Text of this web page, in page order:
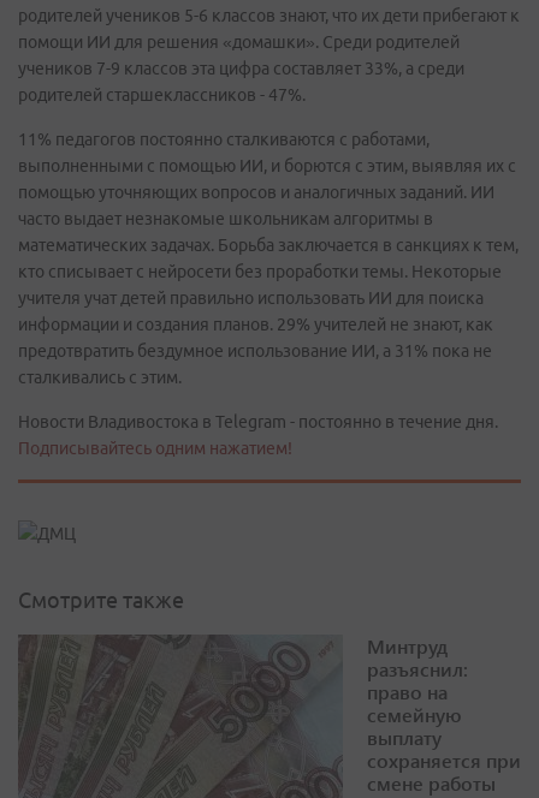
родителей учеников 5-6 классов знают, что их дети прибегают к
помощи ИИ для решения «домашки». Среди родителей
учеников 7-9 классов эта цифра составляет 33%, а среди
родителей старшеклассников - 47%.
11% педагогов постоянно сталкиваются с работами,
выполненными с помощью ИИ, и борются с этим, выявляя их с
помощью уточняющих вопросов и аналогичных заданий. ИИ
часто выдает незнакомые школьникам алгоритмы в
математических задачах. Борьба заключается в санкциях к тем,
кто списывает с нейросети без проработки темы. Некоторые
учителя учат детей правильно использовать ИИ для поиска
информации и создания планов. 29% учителей не знают, как
предотвратить бездумное использование ИИ, а 31% пока не
сталкивались с этим.
Новости Владивостока в Telegram - постоянно в течение дня.
Подписывайтесь одним нажатием!
Смотрите также
Минтруд
разъяснил:
право на
семейную
выплату
сохраняется при
смене работы